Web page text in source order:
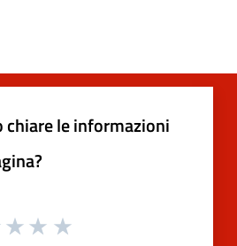
chiare le informazioni